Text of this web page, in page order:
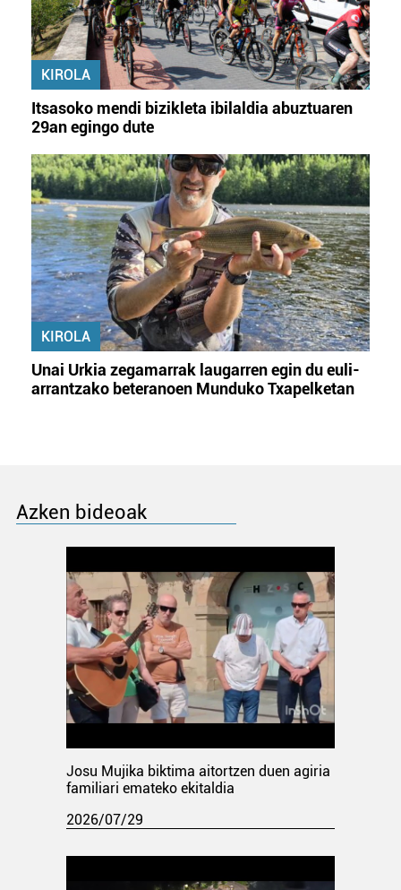
KIROLA
Itsasoko mendi bizikleta ibilaldia abuztuaren
29an egingo dute
KIROLA
Unai Urkia zegamarrak laugarren egin du euli-
arrantzako beteranoen Munduko Txapelketan
Azken bideoak
Josu Mujika biktima aitortzen duen agiria
familiari emateko ekitaldia
2026/07/29